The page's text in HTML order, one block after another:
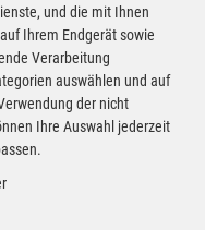
in
und die mit Ihnen
Ihrem Endgerät sowie
Verarbeitung
auswählen und auf
der nicht
Ihre Auswahl jederzeit